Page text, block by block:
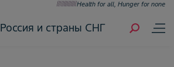
Health for all, Hunger for none
Россия и страны СНГ